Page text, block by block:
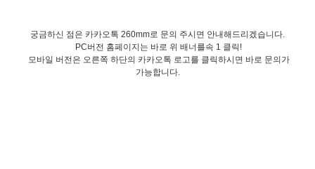
궁금하신 점은 카카오톡 260mm로 문의 주시면 안내해드리겠습니다.
PC버전 홈페이지는 바로 위 배너를속 1 클릭!
모바일 버전은 오른쪽 하단의 카카오톡 로고를 클릭하시면 바로 문의가
가능합니다.